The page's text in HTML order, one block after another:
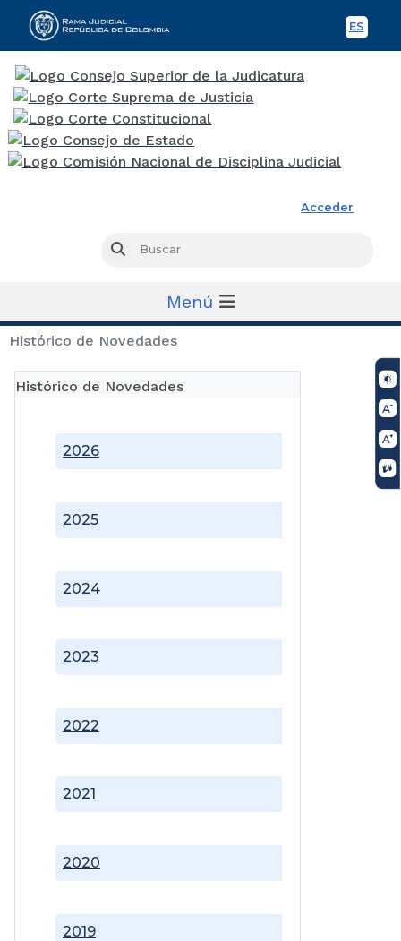
ES
Acceder
Buscar
Menú
Histórico de Novedades
Histórico de Novedades
2019
2020
2021
2022
2023
2024
2025
2026